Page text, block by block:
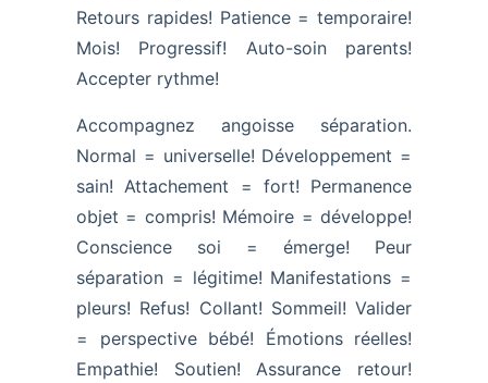
Retours rapides! Patience = temporaire!
Mois! Progressif! Auto-soin parents!
Accepter rythme!
Accompagnez angoisse séparation.
Normal = universelle! Développement =
sain! Attachement = fort! Permanence
objet = compris! Mémoire = développe!
Conscience soi = émerge! Peur
séparation = légitime! Manifestations =
pleurs! Refus! Collant! Sommeil! Valider
= perspective bébé! Émotions réelles!
Empathie! Soutien! Assurance retour!